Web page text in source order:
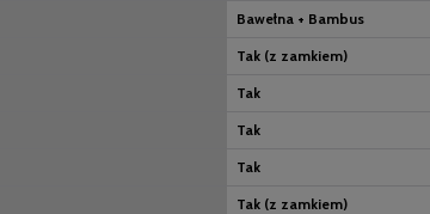
Bawełna + Bambus
Tak (z zamkiem)
Tak
Tak
Tak
Tak (z zamkiem)